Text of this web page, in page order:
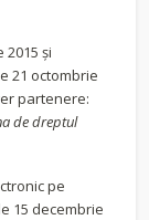
și
21 octombrie
partenere:
de dreptul
pe
15 decembrie